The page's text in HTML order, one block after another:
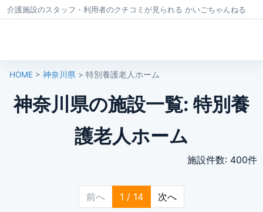
介護施設のスタッフ・利用者のクチコミが見られる かいごちゃんねる
HOME > 神奈川県 > 特別養護老人ホーム
神奈川県の施設一覧: 特別養
護老人ホーム
施設件数: 400件
前へ 1 / 14 次へ